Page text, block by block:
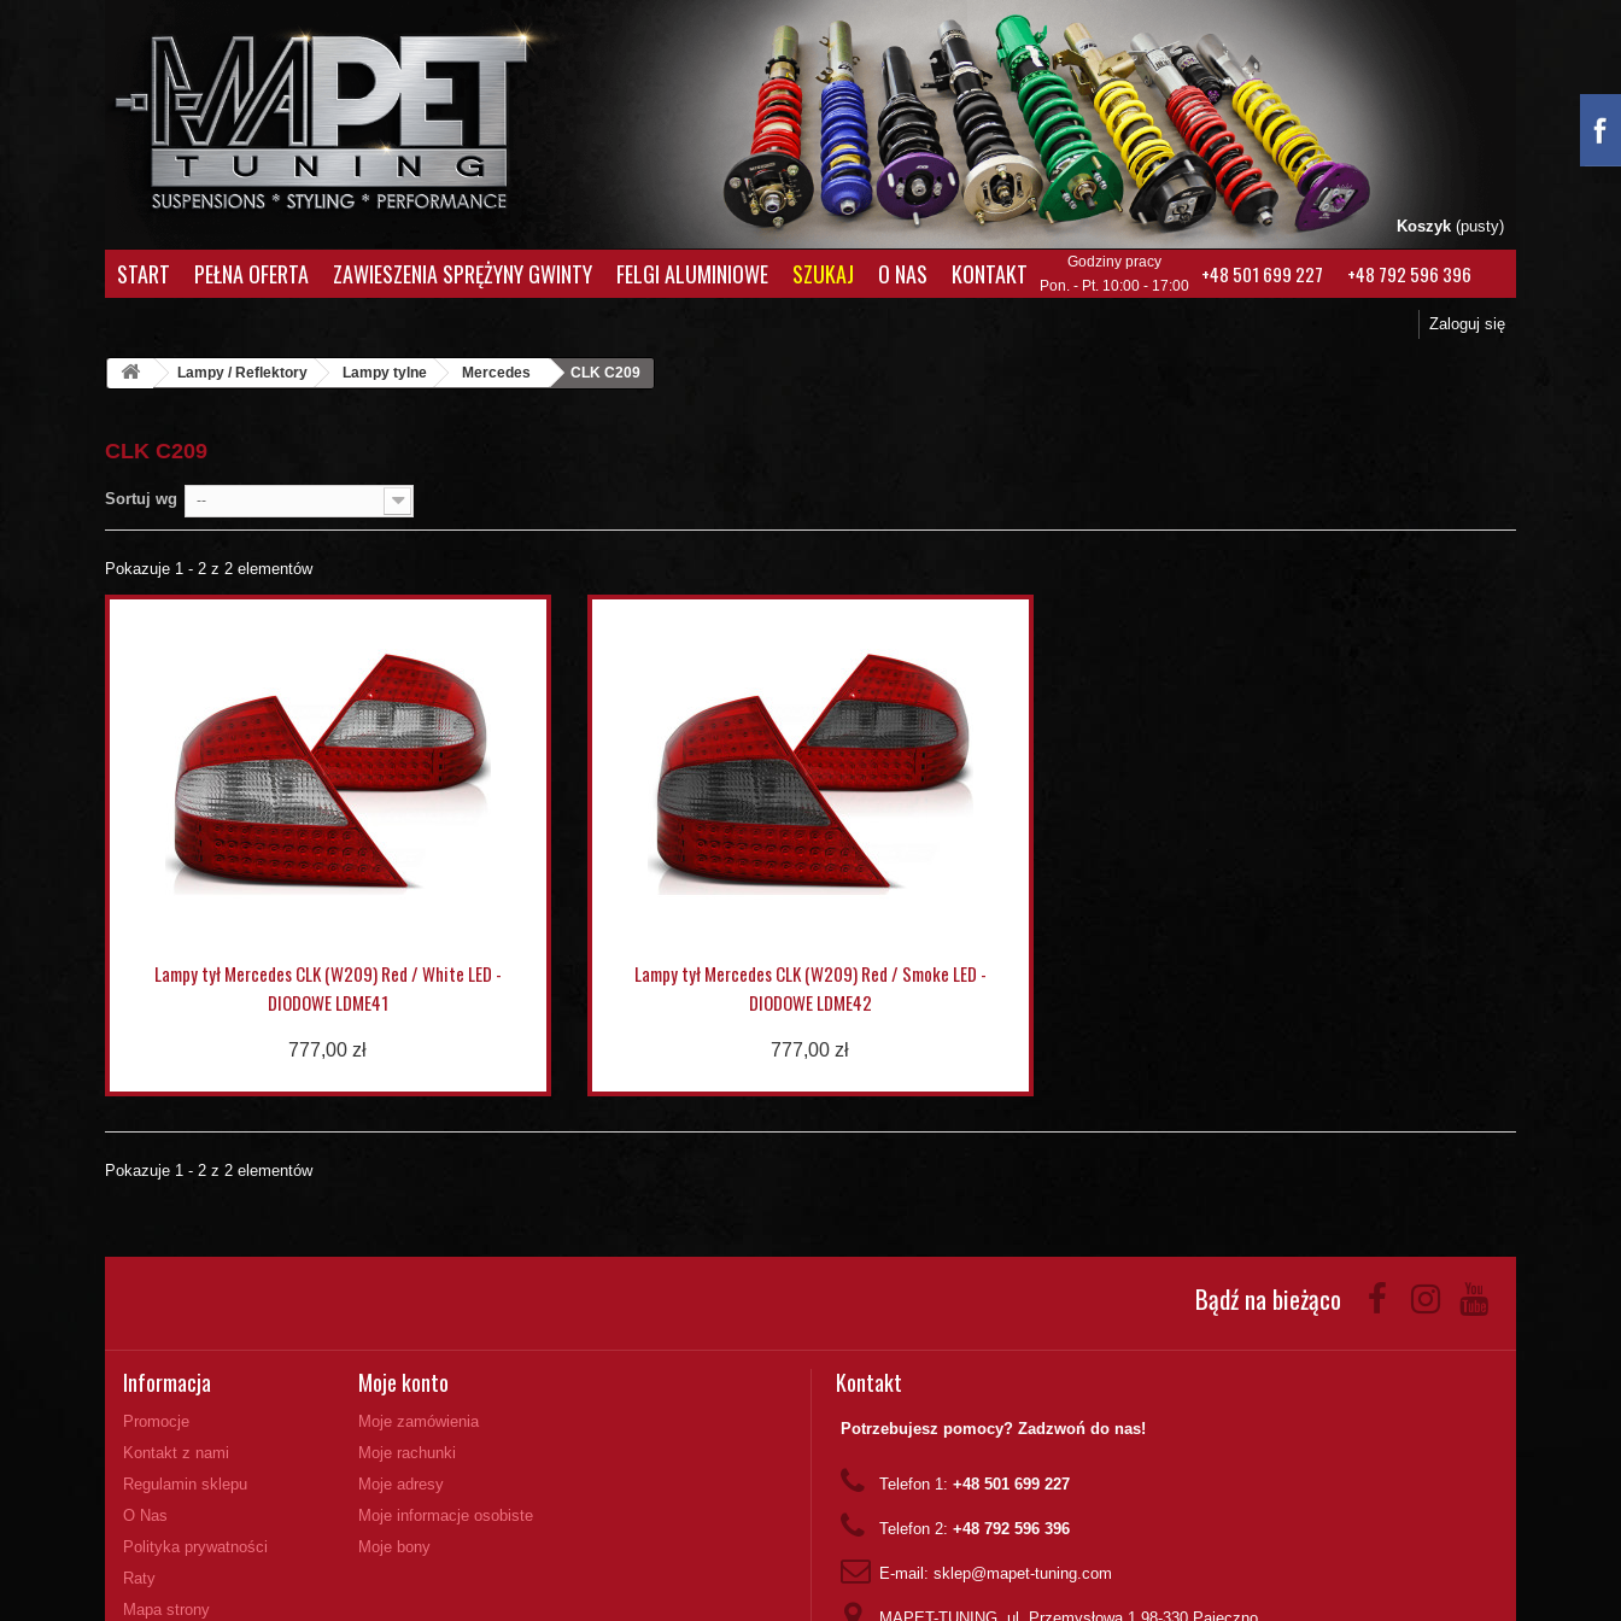
Koszyk (pusty)
START PEŁNA OFERTA ZAWIESZENIA SPRĘŻYNY GWINTY FELGI ALUMINIOWE SZUKAJ O NAS KONTAKT
Godziny pracy
Pon. - Pt. 10:00 - 17:00
+48 501 699 227 +48 792 596 396
Zaloguj się
Lampy / Reflektory Lampy tylne Mercedes CLK C209
CLK C209
Sortuj wg --
Pokazuje 1 - 2 z 2 elementów
Lampy tył Mercedes CLK (W209) Red / White LED -
DIODOWE LDME41
777,00 zł
Lampy tył Mercedes CLK (W209) Red / Smoke LED -
DIODOWE LDME42
777,00 zł
Pokazuje 1 - 2 z 2 elementów
Bądź na bieżąco
Informacja
Promocje
Kontakt z nami
Regulamin sklepu
O Nas
Polityka prywatności
Raty
Mapa strony
Moje konto
Moje zamówienia
Moje rachunki
Moje adresy
Moje informacje osobiste
Moje bony
Kontakt
Potrzebujesz pomocy? Zadzwoń do nas!
Telefon 1: +48 501 699 227
Telefon 2: +48 792 596 396
E-mail: sklep@mapet-tuning.com